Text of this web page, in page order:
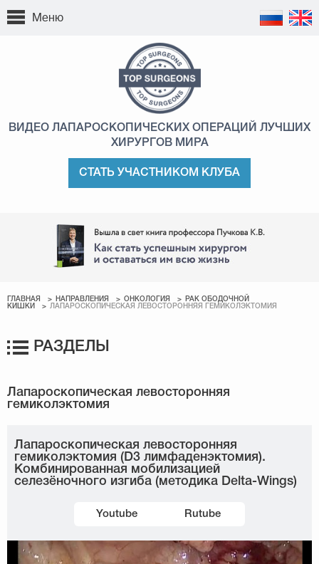
Меню
ВИДЕО ЛАПАРОСКОПИЧЕСКИХ ОПЕРАЦИЙ ЛУЧШИХ
ХИРУРГОВ МИРА
СТАТЬ УЧАСТНИКОМ КЛУБА
ГЛАВНАЯ НАПРАВЛЕНИЯ ОНКОЛОГИЯ
РАК ОБОДОЧНОЙ
КИШКИ
ЛАПАРОСКОПИЧЕСКАЯ ЛЕВОСТОРОННЯЯ ГЕМИКОЛЭКТОМИЯ
РАЗДЕЛЫ
Лапароскопическая левосторонняя
гемиколэктомия (D3 лимфаденэктомия).
Комбинированная мобилизацией
селезёночного изгиба (методика Delta-Wings)
Youtube Rutube